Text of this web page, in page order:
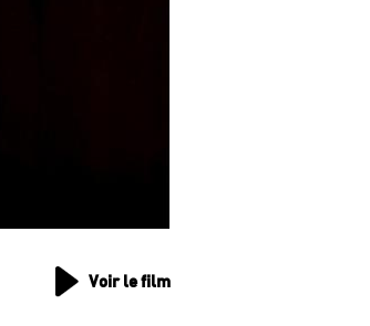
Voir le film